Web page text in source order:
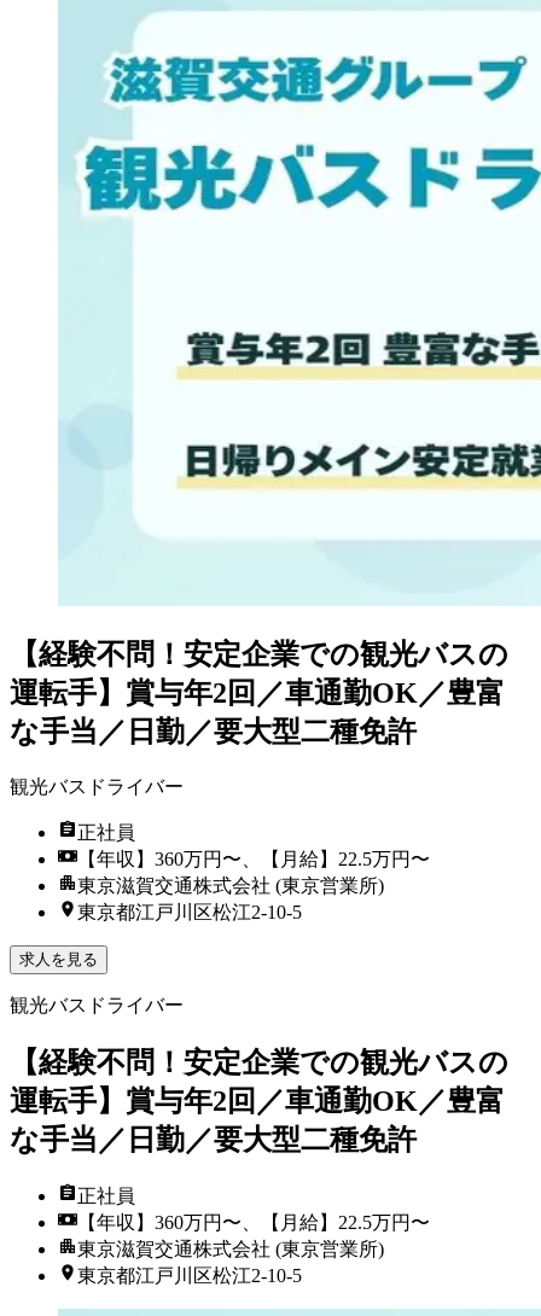
【経験不問！安定企業での観光バスの
運転手】賞与年2回／車通勤OK／豊富
な手当／日勤／要大型二種免許
観光バスドライバー
正社員
【年収】360万円〜、【月給】22.5万円〜
東京滋賀交通株式会社 (東京営業所)
東京都江戸川区松江2-10-5
求人を見る
観光バスドライバー
【経験不問！安定企業での観光バスの
運転手】賞与年2回／車通勤OK／豊富
な手当／日勤／要大型二種免許
正社員
【年収】360万円〜、【月給】22.5万円〜
東京滋賀交通株式会社 (東京営業所)
東京都江戸川区松江2-10-5